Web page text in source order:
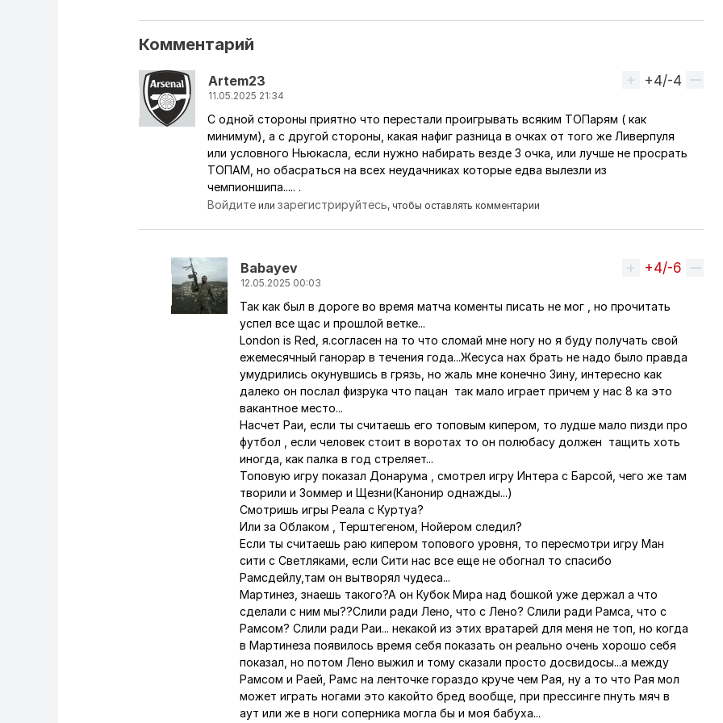
Комментарий
Artem23
11.05.2025 21:34
Вверх
+4/-4
С одной стороны приятно что перестали проигрывать всяким ТОПарям ( как
минимум), а с другой стороны, какая нафиг разница в очках от того же Ливерпуля
или условного Ньюкасла, если нужно набирать везде 3 очка, или лучше не просрать
ТОПАМ, но обасраться на всех неудачниках которые едва вылезли из
чемпионшипа..... .
Войдите илизарегистрируйтесь, чтобы оставлять комментарии
Babayev
12.05.2025 00:03
Ответ на комментарий пользователя
Вверх
+4/-6
Так как был в дороге во время матча коменты писать не мог , но прочитать
успел все щас и прошлой ветке...
London is Red, я.согласен на то что сломай мне ногу но я буду получать свой
ежемесячный ганорар в течения года...Жесуса нах брать не надо было правда
умудрились окунувшись в грязь, но жаль мне конечно Зину, интересно как
далеко он послал физрука что пацан так мало играет причем у нас 8 ка это
вакантное место...
Насчет Раи, если ты считаешь его топовым кипером, то лудше мало пизди про
футбол , если человек стоит в воротах то он полюбасу должен тащить хоть
иногда, как палка в год стреляет...
Топовую игру показал Донарума , смотрел игру Интера с Барсой, чего же там
творили и Зоммер и Щезни(Канонир однажды...)
Смотришь игры Реала с Куртуа?
Или за Облаком , Терштегеном, Нойером следил?
Если ты считаешь раю кипером топового уровня, то пересмотри игру Ман
сити с Светляками, если Сити нас все еще не обогнал то спасибо
Рамсдейлу,там он вытворял чудеса...
Мартинез, знаешь такого?А он Кубок Мира над бошкой уже держал а что
сделали с ним мы??Слили ради Лено, что с Лено? Слили ради Рамса, что с
Рамсом? Слили ради Раи... некакой из этих вратарей для меня не топ, но когда
в Мартинеза появилось время себя показать он реально очень хорошо себя
показал, но потом Лено выжил и тому сказали просто досвидосы...а между
Рамсом и Раей, Рамс на ленточке гораздо круче чем Рая, ну а то что Рая мол
может играть ногами это какойто бред вообще, при прессинге пнуть мяч в
аут или же в ноги соперника могла бы и моя бабуха...